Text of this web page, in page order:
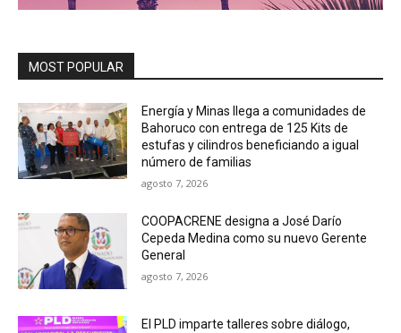
MOST POPULAR
Energía y Minas llega a comunidades de
Bahoruco con entrega de 125 Kits de
estufas y cilindros beneficiando a igual
número de familias
agosto 7, 2026
COOPACRENE designa a José Darío
Cepeda Medina como su nuevo Gerente
General
agosto 7, 2026
El PLD imparte talleres sobre diálogo,